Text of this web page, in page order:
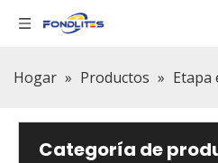
Hogar » Productos » Etapa
Categoría de